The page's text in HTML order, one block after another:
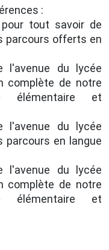
:
tout savoir de
parcours offerts en
du lycée
complète de notre
élémentaire et
du lycée
parcours en langue
du lycée
complète de notre
élémentaire et